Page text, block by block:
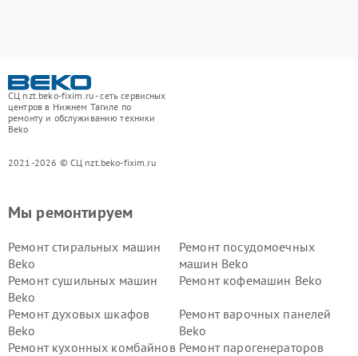
СЦ nzt.beko-fixim.ru - сеть сервисных
центров в Нижнем Тагиле по
ремонту и обслуживанию техники
Beko
2021-2026 © СЦ nzt.beko-fixim.ru
Мы ремонтируем
Ремонт стиральных машин
Beko
Ремонт посудомоечных
машин Beko
Ремонт сушильных машин
Beko
Ремонт кофемашин Beko
Ремонт духовых шкафов
Beko
Ремонт варочных панелей
Beko
Ремонт кухонных комбайнов Ремонт парогенераторов